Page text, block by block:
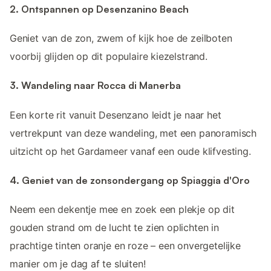
2. Ontspannen op Desenzanino Beach
Geniet van de zon, zwem of kijk hoe de zeilboten
voorbij glijden op dit populaire kiezelstrand.
3. Wandeling naar Rocca di Manerba
Een korte rit vanuit Desenzano leidt je naar het
vertrekpunt van deze wandeling, met een panoramisch
uitzicht op het Gardameer vanaf een oude klifvesting.
4. Geniet van de zonsondergang op Spiaggia d'Oro
Neem een dekentje mee en zoek een plekje op dit
gouden strand om de lucht te zien oplichten in
prachtige tinten oranje en roze – een onvergetelijke
manier om je dag af te sluiten!